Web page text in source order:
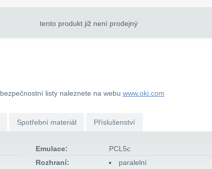
tento produkt již není prodejný
listy naleznete na webu www.oki.com
Spotřební materiál Příslušenství
Emulace:
PCL5c
Rozhraní:
paralelní